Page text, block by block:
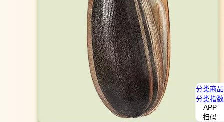
分类商品
分类指数
APP
扫码